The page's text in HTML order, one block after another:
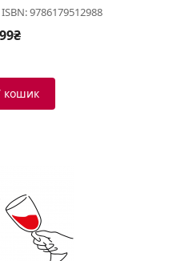
ISBN: 9786179512988
кошик